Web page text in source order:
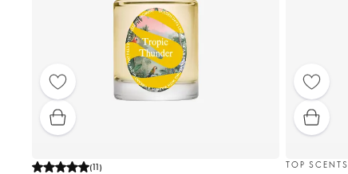
(11)
TOP SCENTS